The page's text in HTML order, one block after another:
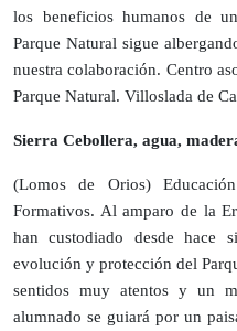
los beneficios humanos de
Parque Natural sigue
nuestra colaboración. Centro
Parque Natural. Villoslada de
Sierra Cebollera, agua,
(Lomos de Orios)
Formativos. Al amparo de la
han custodiado desde hace
evolución y protección del
sentidos muy atentos y un
alumnado se guiará por un